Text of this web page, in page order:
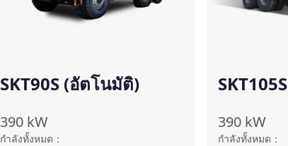
SKT90S (อัตโนมัติ)
390 kW
กำลังทั้งหมด ：
SKT105S
390 kW
กำลังทั้งหมด ：